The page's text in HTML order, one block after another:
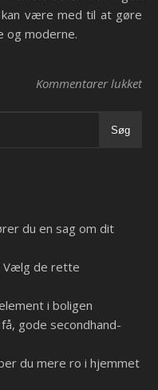
være med til at gøre
og moderne.
Kommentarer lukkettil
Søg
du en sag om dit
Vælg de rette
i boligen
gode secondhand-
du mere ro i hjemmet